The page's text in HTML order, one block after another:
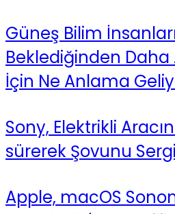
Güneş Bilim
Beklediğinden Daha
İçin Ne Anlama
Sony, Elektrikli
sürerek Şovunu
Apple, macOS